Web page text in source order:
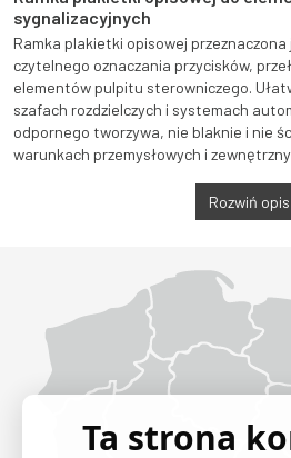
sygnalizacyjnych
Ramka plakietki opisowej
czytelnego oznaczania przycisków,
elementów pulpitu sterowniczego.
szafach rozdzielczych i systemach
odpornego tworzywa, nie blaknie i nie
warunkach przemysłowych i
Rozwiń opis
Ta strona